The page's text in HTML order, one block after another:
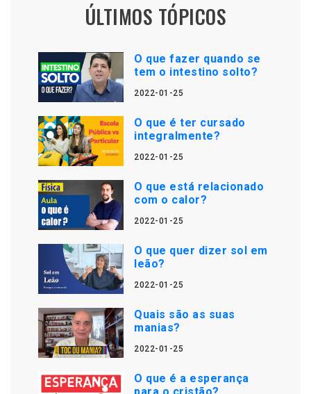
ÚLTIMOS TÓPICOS
O que fazer quando se
tem o intestino solto?
2022-01-25
O que é ter cursado
integralmente?
2022-01-25
O que está relacionado
com o calor?
2022-01-25
O que quer dizer sol em
leão?
2022-01-25
Quais são as suas
manias?
2022-01-25
O que é a esperança